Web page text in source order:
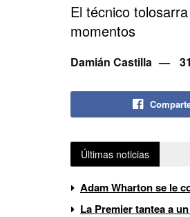
El técnico
momentos
Damián Castilla
Últimas noticias
Adam Wharton se le
La Premier tantea a